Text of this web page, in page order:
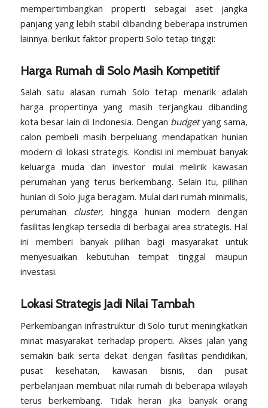
mempertimbangkan properti sebagai aset jangka
panjang yang lebih stabil dibanding beberapa instrumen
lainnya. berikut faktor properti Solo tetap tinggi:
Harga Rumah di Solo Masih Kompetitif
Salah satu alasan rumah Solo tetap menarik adalah
harga propertinya yang masih terjangkau dibanding
kota besar lain di Indonesia. Dengan budgetyang sama,
calon pembeli masih berpeluang mendapatkan hunian
modern di lokasi strategis. Kondisi ini membuat banyak
keluarga muda dan investor mulai melirik kawasan
perumahan yang terus berkembang. Selain itu, pilihan
hunian di Solo juga beragam. Mulai dari rumah minimalis,
perumahan cluster, hingga hunian modern dengan
fasilitas lengkap tersedia di berbagai area strategis. Hal
ini memberi banyak pilihan bagi masyarakat untuk
menyesuaikan kebutuhan tempat tinggal maupun
investasi.
Lokasi Strategis Jadi Nilai Tambah
Perkembangan infrastruktur di Solo turut meningkatkan
minat masyarakat terhadap properti. Akses jalan yang
semakin baik serta dekat dengan fasilitas pendidikan,
pusat kesehatan, kawasan bisnis, dan pusat
perbelanjaan membuat nilai rumah di beberapa wilayah
terus berkembang. Tidak heran jika banyak orang